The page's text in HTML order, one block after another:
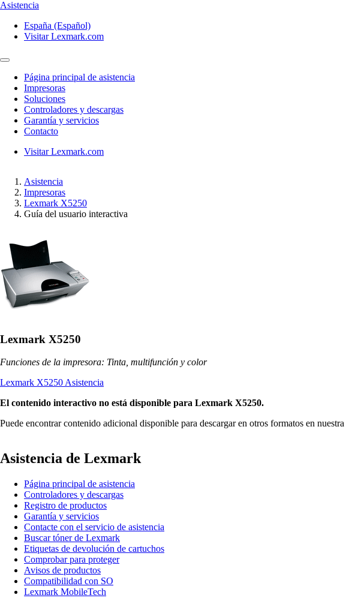
Asistencia
España (Español)
Visitar Lexmark.com
Página principal de asistencia
Impresoras
Soluciones
Controladores y descargas
Garantía y servicios
Contacto
Visitar Lexmark.com
Asistencia
Impresoras
Lexmark X5250
Guía del usuario interactiva
Lexmark X5250
Funciones de la impresora: Tinta, multifunción y color
Lexmark X5250 Asistencia
El contenido interactivo no está disponible para Lexmark X5250.
Puede encontrar contenido adicional disponible para descargar en otros formatos en nuestra
Asistencia de Lexmark
Página principal de asistencia
Controladores y descargas
Registro de productos
Garantía y servicios
Contacte con el servicio de asistencia
Buscar tóner de Lexmark
Etiquetas de devolución de cartuchos
Comprobar para proteger
Avisos de productos
Compatibilidad con SO
Lexmark MobileTech